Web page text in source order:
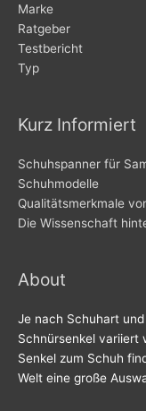
Marke
Ratgeber
Testbericht
Typ
Kurz Informiert
Schuhspanner für
Schuhmodelle
Qualitätsmerkmale
Die Wissenschaft
About
Je nach Schuhart
Schnürsenkel variiert
Senkel zum Schuh
Welt eine große